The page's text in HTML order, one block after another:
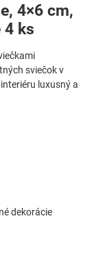
4×6 cm,
4 ks
sviečok v
luxusný a
dekorácie